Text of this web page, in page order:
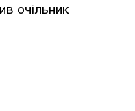
очільник